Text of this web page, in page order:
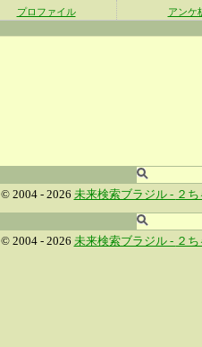
プロファイル アンケ
© 2004 - 2026 未来検索ブラジル - ２
© 2004 - 2026 未来検索ブラジル - ２